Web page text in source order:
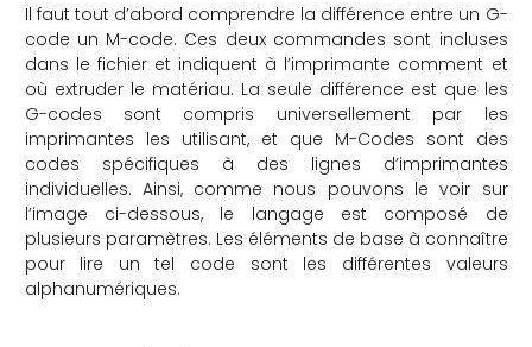
Il faut tout d’abord comprendre la différence entre un G-
code un M-code. Ces deux commandes sont incluses
dans le fichier et indiquent à l’imprimante comment et
où extruder le matériau. La seule différence est que les
G-codes sont compris universellement par les
imprimantes les utilisant, et que M-Codes sont des
codes spécifiques à des lignes d’imprimantes
individuelles. Ainsi, comme nous pouvons le voir sur
l’image ci-dessous, le langage est composé de
plusieurs paramètres. Les éléments de base à connaître
pour lire un tel code sont les différentes valeurs
alphanumériques.